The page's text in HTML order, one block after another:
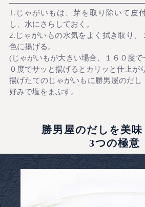
1.じゃがいもは、芽を取り除いて皮
し、水にさらしておく。
2.じゃがいもの水気をよく拭き取り、
色に揚げる。
(じゃがいもが大きい場合、１６０度
０度でサッと揚げるとカリッと仕上が
揚げたてのじゃがいもに勝男屋のだし
好みで塩をまぶす。
勝男屋のだしを美味
3つの極意